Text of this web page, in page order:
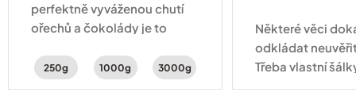
perfektně vyváženou chutí
ořechů a čokolády je to
stejně.
250g 1000g 3000g
Některé věci
odkládat
Třeba vlastní
tady! Šálek na